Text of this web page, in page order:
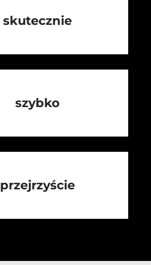
skutecznie
szybko
przejrzyście